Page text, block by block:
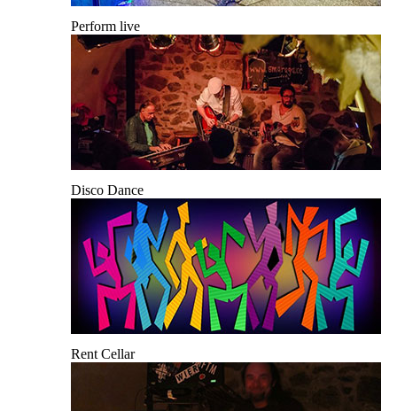
Perform live
Disco Dance
Rent Cellar